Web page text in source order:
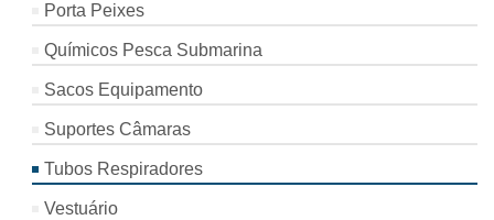
Porta Peixes
Químicos Pesca Submarina
Sacos Equipamento
Suportes Câmaras
Tubos Respiradores
Vestuário